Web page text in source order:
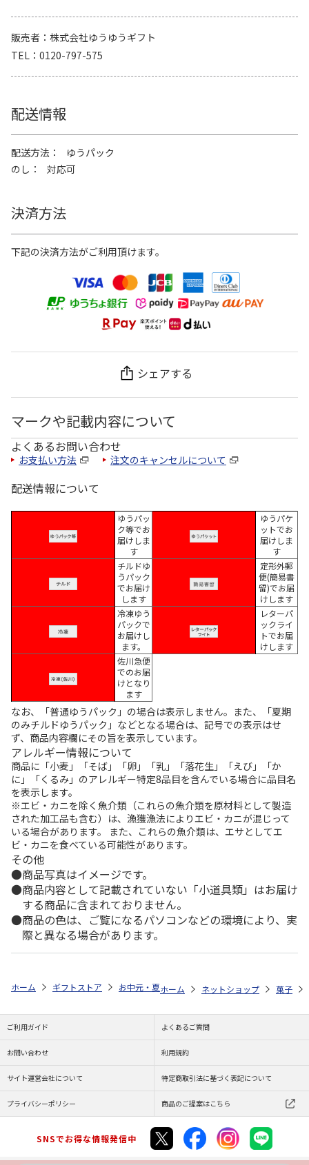
販売者
株式会社ゆうゆうギフト
TEL
0120-797-575
配送情報
配送方法
ゆうパック
のし
対応可
決済方法
下記の決済方法がご利用頂けます。
シェアする
マークや記載内容について
よくあるお問い合わせ
お支払い方法 注文のキャンセルについて
配送情報について
ゆうパッ
ク等でお
届けしま
す
ゆうパケ
ットでお
届けしま
す
チルドゆ
うパック
でお届け
します
定形外郵
便(簡易書
留)でお届
けします
冷凍ゆう
パックで
お届けし
ます。
レターパ
ックライ
トでお届
けします
佐川急便
でのお届
けとなり
ます
なお、「普通ゆうパック」の場合は表示しません。また、「夏期
のみチルドゆうパック」などとなる場合は、記号での表示はせ
ず、商品内容欄にその旨を表示しています。
アレルギー情報について
商品に「小麦」「そば」「卵」「乳」「落花生」「えび」「か
に」「くるみ」のアレルギー特定8品目を含んでいる場合に品目名
を表示します。
※エビ・カニを除く魚介類（これらの魚介類を原材料として製造
された加工品も含む）は、漁獲漁法によりエビ・カニが混じって
いる場合があります。 また、これらの魚介類は、エサとしてエ
ビ・カニを食べている可能性があります。
その他
商品写真はイメージです。
商品内容として記載されていない「小道具類」はお届け
する商品に含まれておりません。
商品の色は、ご覧になるパソコンなどの環境により、実
際と異なる場合があります。
ホーム ギフトストア お中元・夏ギフト特集 2026 ゆうゆうギフト
ホーム ネットショップ 菓子
ご利用ガイド よくあるご質問
お問い合わせ 利用規約
サイト運営会社について 特定商取引法に基づく表記について
プライバシーポリシー 商品のご提案はこちら
SNSでお得な情報発信中